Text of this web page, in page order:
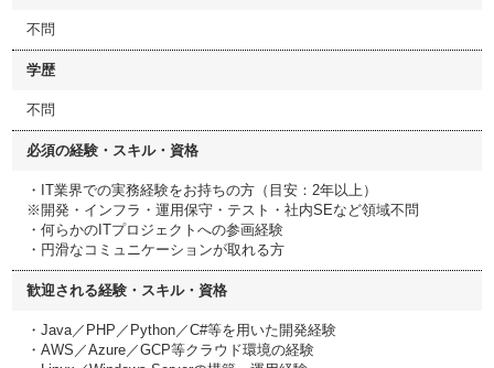
不問
学歴
不問
必須の経験・スキル・資格
・IT業界での実務経験をお持ちの方（目安：2年以上）
※開発・インフラ・運用保守・テスト・社内SEなど領域不問
・何らかのITプロジェクトへの参画経験
・円滑なコミュニケーションが取れる方
歓迎される経験・スキル・資格
・Java／PHP／Python／C#等を用いた開発経験
・AWS／Azure／GCP等クラウド環境の経験